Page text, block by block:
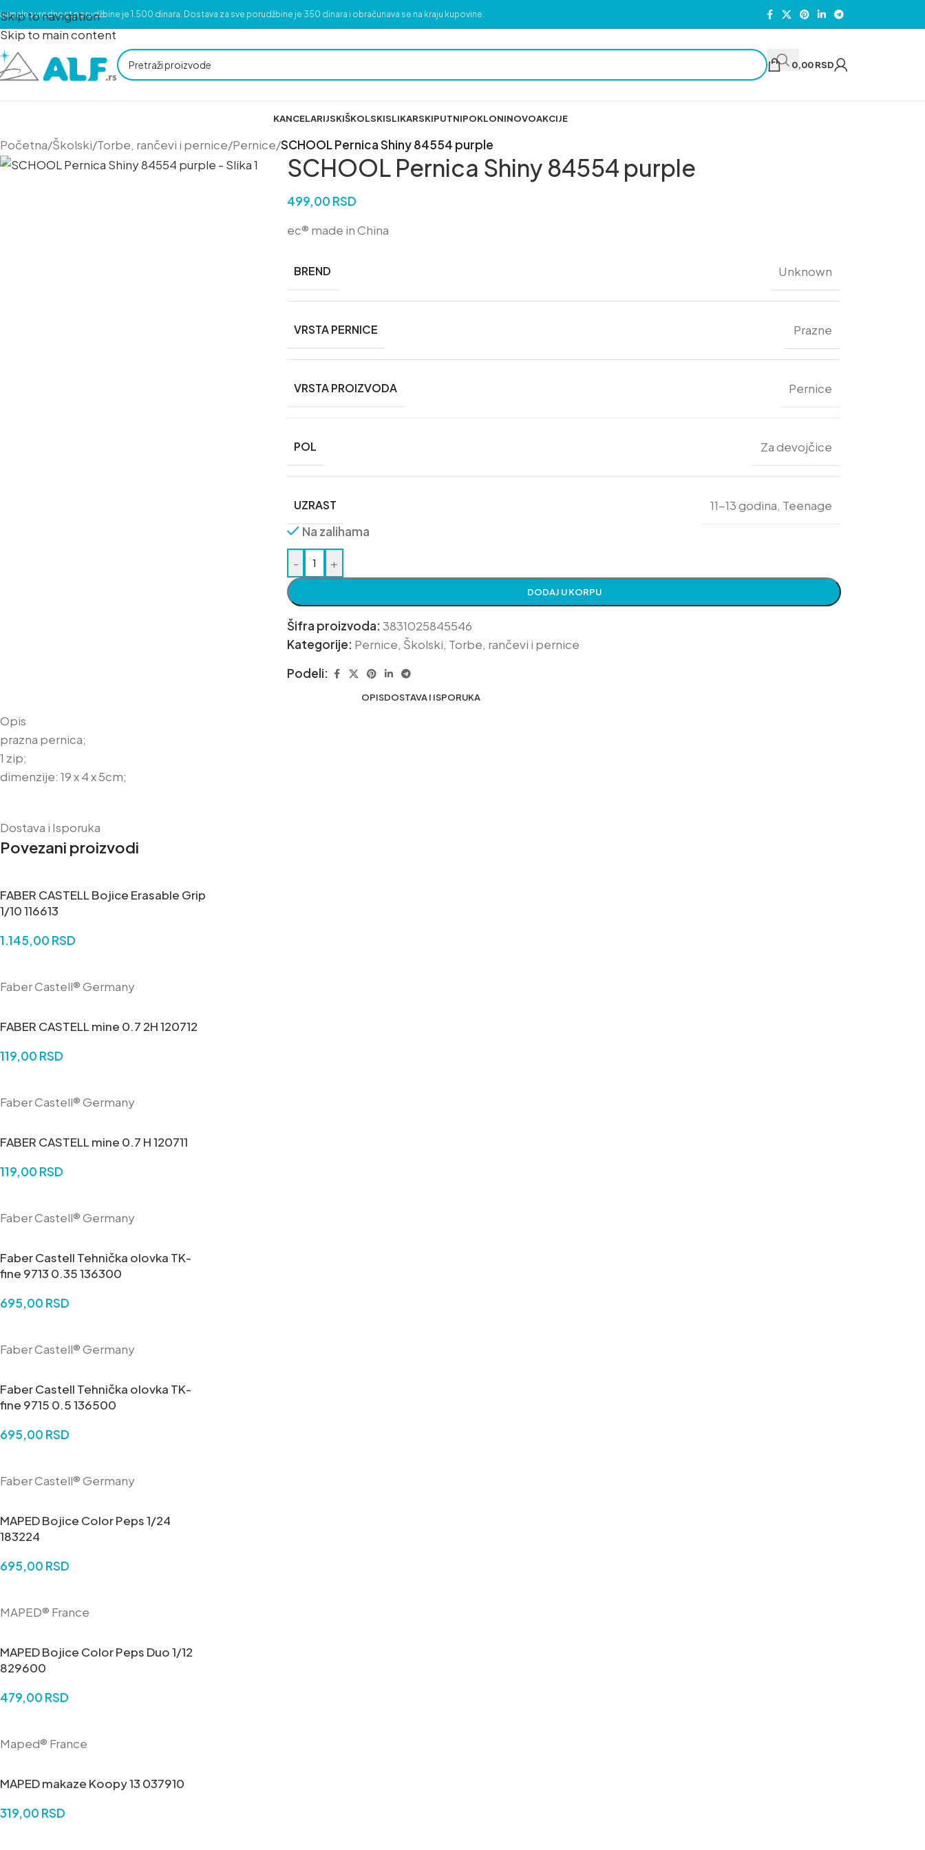
Skip to navigation
Skip to main content
vrednost porudžbine je 1.500 dinara. Dostava za sve porudžbine je 350 dinara i obračunava se na kraju kupovine.
0,00RSD
KANCELARIJSKIŠKOLSKISLIKARSKIPUTNIPOKLONINOVOAKCIJE
Početna/Školski/Torbe, rančevi i pernice/Pernice/SCHOOL Pernica Shiny 84554 purple
SCHOOL Pernica Shiny 84554 purple
499,00 RSD
ec® made in China
BREND Unknown
VRSTA PERNICE Prazne
VRSTA PROIZVODA Pernice
POL Za devojčice
UZRAST 11-13 godina, Teenage
Na zalihama
- +
DODAJ U KORPU
Šifra proizvoda:3831025845546
Kategorije: Pernice, Školski, Torbe, rančevi i pernice
Podeli:
OPISDOSTAVA I ISPORUKA
Opis
prazna pernica;
1 zip;
dimenzije: 19 x 4 x 5cm;
Dostava i Isporuka
Povezani proizvodi
FABER CASTELL Bojice Erasable Grip
1/10 116613
1.145,00 RSD
Faber Castell® Germany
FABER CASTELL mine 0.7 2H 120712
119,00 RSD
Faber Castell® Germany
FABER CASTELL mine 0.7 H 120711
119,00 RSD
Faber Castell® Germany
Faber Castell Tehnička olovka TK-
fine 9713 0.35 136300
695,00 RSD
Faber Castell® Germany
Faber Castell Tehnička olovka TK-
fine 9715 0.5 136500
695,00 RSD
Faber Castell® Germany
MAPED Bojice Color Peps 1/24
183224
695,00 RSD
MAPED® France
MAPED Bojice Color Peps Duo 1/12
829600
479,00 RSD
Maped® France
MAPED makaze Koopy 13 037910
319,00 RSD